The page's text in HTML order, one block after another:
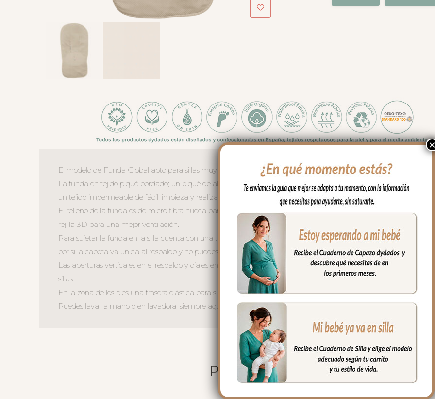
El modelo de Funda Global apto para sillas muy anchas y largas en el respaldo y sillas que tienen forma de sillón.
La funda en tejido piqué bordado; un piqué de algodón, en la zona de los pies para las rozaduras de los zapatitos y
un tejido impermeable de fácil limpieza y realizado a partir de plásticos reciclados.
El relleno de la funda es de micro fibra hueca para mayor confort del bebé y muy buena transpirabilidad. Por el
rejilla 3D para una mejor ventilación.
Para sujetar la funda en la silla cuenta con una trasera muy ancha y regulable con goma. También lleva las
por si la capota va unida al respaldo y no puedes usar la trasera.
Las aberturas verticales en el respaldo y ojales en el culete y en los laterales son aptos para la salida de arenes de
sillas.
En la zona de los pies una trasera elástica para sujetar la funda en la parte de abajo.
Puedes lavar a mano o en lavadora, siempre agua fría, jabones no abrasivos y secado al natural.
PRODUCTOS RELACIONADOS
×